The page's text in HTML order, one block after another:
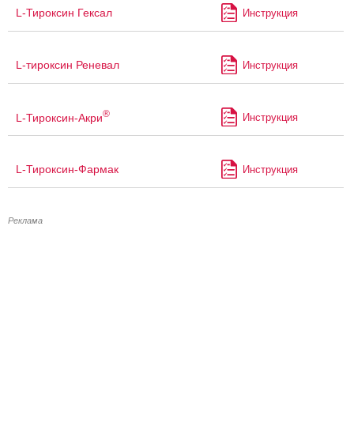
L-Тироксин Гексал Инструкция
L-тироксин Реневал Инструкция
L-Тироксин-Акри® Инструкция
L-Тироксин-Фармак Инструкция
Реклама